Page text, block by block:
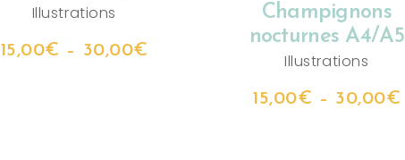
Illustrations
15,00€ – 30,00€
Champignons
nocturnes A4/A5
Illustrations
15,00€ – 30,00€